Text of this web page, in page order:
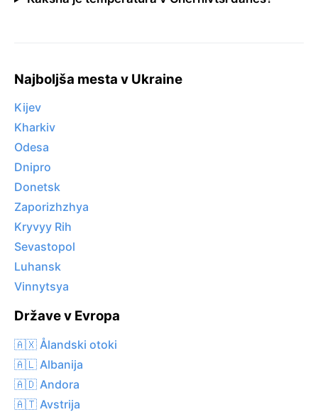
Najboljša mesta v Ukraine
Kijev
Kharkiv
Odesa
Dnipro
Donetsk
Zaporizhzhya
Kryvyy Rih
Sevastopol
Luhansk
Vinnytsya
Države v Evropa
🇦🇽 Ålandski otoki
🇦🇱 Albanija
🇦🇩 Andora
🇦🇹 Avstrija